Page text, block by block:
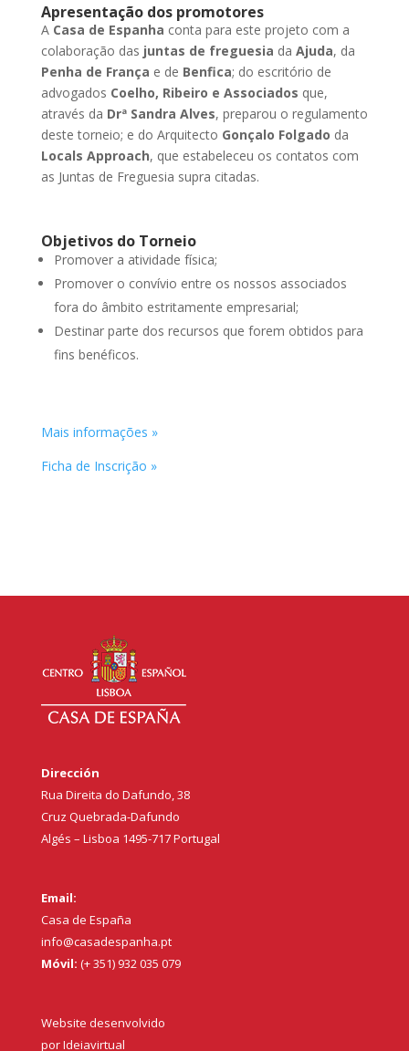
Apresentação dos promotores
A Casa de Espanha conta para este projeto com a
colaboração das juntas de freguesia da Ajuda, da
Penha de França e de Benfica; do escritório de
advogados Coelho, Ribeiro e Associados que,
através da Drª Sandra Alves, preparou o regulamento
deste torneio; e do Arquitecto Gonçalo Folgado da
Locals Approach, que estabeleceu os contatos com
as Juntas de Freguesia supra citadas.
Objetivos do Torneio
Promover a atividade física;
Promover o convívio entre os nossos associados
fora do âmbito estritamente empresarial;
Destinar parte dos recursos que forem obtidos para
fins benéficos.
Mais informações »
Ficha de Inscrição »
Dirección
Rua Direita do Dafundo, 38
Cruz Quebrada-Dafundo
Algés – Lisboa 1495-717 Portugal
Email:
Casa de España
info@casadespanha.pt
Móvil: (+ 351) 932 035 079
Website desenvolvido
porIdeiavirtual